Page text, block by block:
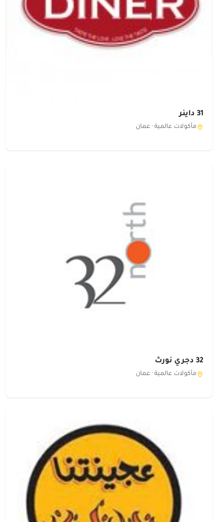
31 داينر
مأكولات عالمية · عمان
32 دجري نورث
مأكولات عالمية · عمان